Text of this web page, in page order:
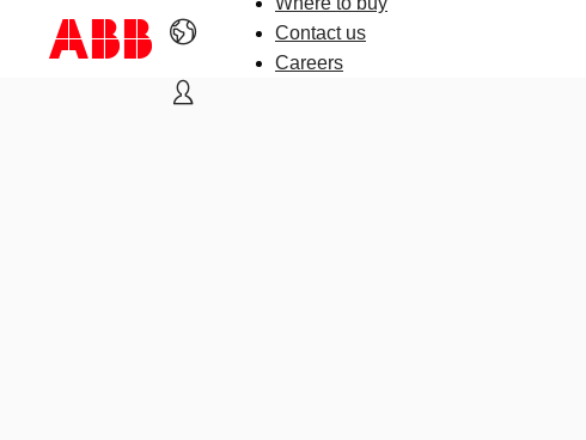
Contact us
Careers